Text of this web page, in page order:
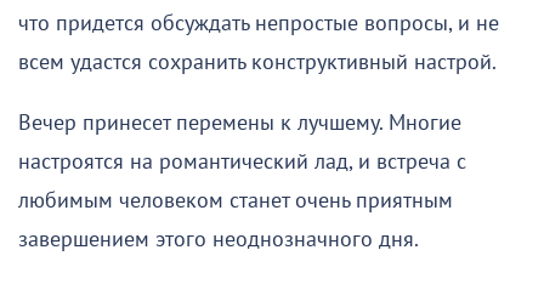
что придется обсуждать непростые вопросы, и не
всем удастся сохранить конструктивный настрой.
Вечер принесет перемены к лучшему. Многие
настроятся на романтический лад, и встреча с
любимым человеком станет очень приятным
завершением этого неоднозначного дня.